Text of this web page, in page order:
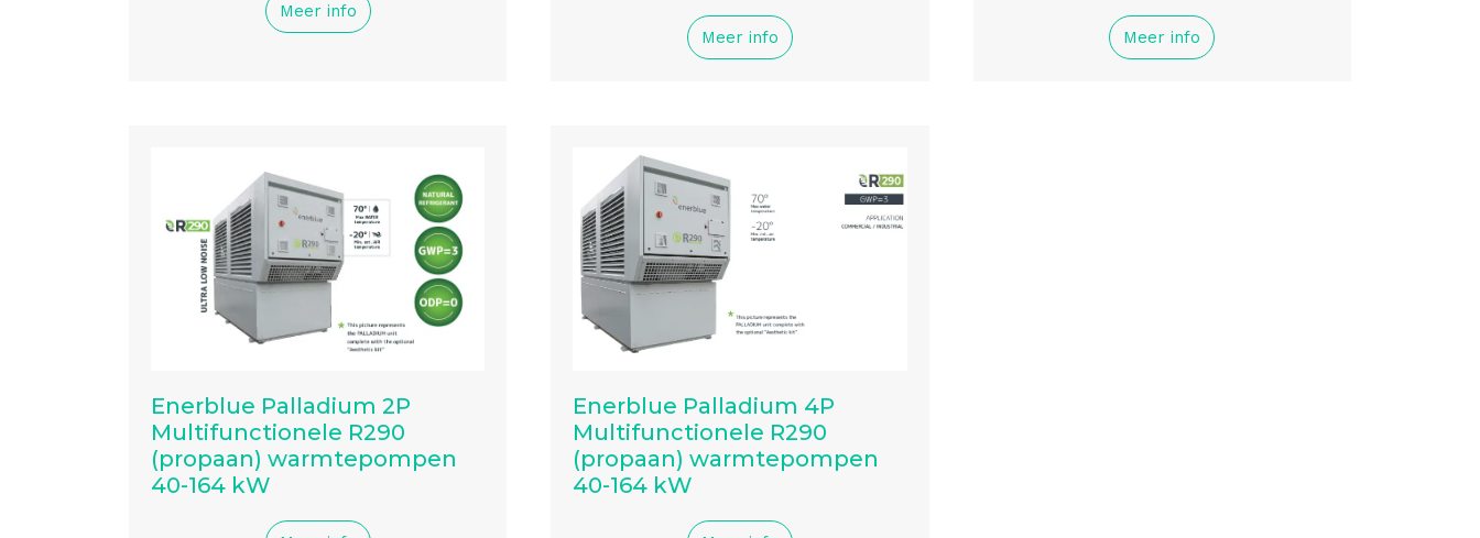
Meer info
Meer info Meer info
Enerblue Palladium 2P
Multifunctionele R290
(propaan) warmtepompen
40-164 kW
Enerblue Palladium 4P
Multifunctionele R290
(propaan) warmtepompen
40-164 kW